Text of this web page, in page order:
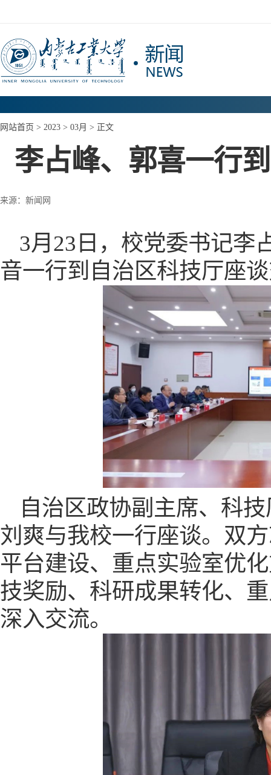
网站首页 > 2023 > 03月 > 正文
李占峰、郭喜一行
来源：新闻网
3月23日，校党委书记李
音一行到自治区科技厅座
自治区政协副主席、科
刘爽与我校一行座谈。双
平台建设、重点实验室优
技奖励、科研成果转化、
深入交流。